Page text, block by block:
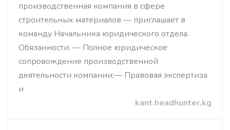
производственная компания в сфере
строительных материалов — приглашает в
команду Начальника юридического отдела.
Обязанности: — Полное юридическое
сопровождение производственной
деятельности компании;— Правовая экспертиза
и
kant.headhunter.kg